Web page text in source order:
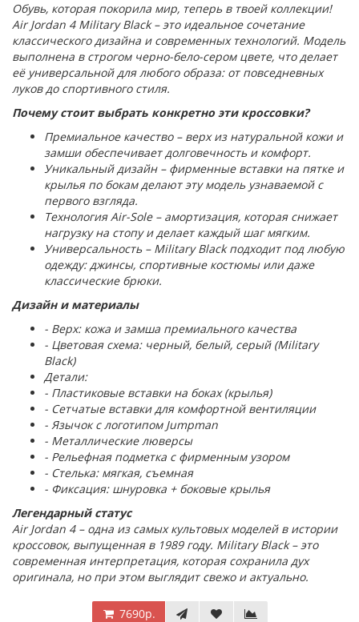
Обувь, которая покорила мир, теперь в твоей коллекции!
Air Jordan 4 Military Black – это идеальное сочетание
классического дизайна и современных технологий. Модель
выполнена в строгом черно-бело-сером цвете, что делает
её универсальной для любого образа: от повседневных
луков до спортивного стиля.
Почему стоит выбрать конкретно эти кроссовки?
Премиальное качество – верх из натуральной кожи и
замши обеспечивает долговечность и комфорт.
Уникальный дизайн – фирменные вставки на пятке и
крылья по бокам делают эту модель узнаваемой с
первого взгляда.
Технология Air-Sole – амортизация, которая снижает
нагрузку на стопу и делает каждый шаг мягким.
Универсальность – Military Black подходит под любую
одежду: джинсы, спортивные костюмы или даже
классические брюки.
Дизайн и материалы
- Верх: кожа и замша премиального качества
- Цветовая схема: черный, белый, серый (Military
Black)
Детали:
- Пластиковые вставки на боках (крылья)
- Сетчатые вставки для комфортной вентиляции
- Язычок с логотипом Jumpman
- Металлические люверсы
- Рельефная подметка с фирменным узором
- Стелька: мягкая, съемная
- Фиксация: шнуровка + боковые крылья
Легендарный статус
Air Jordan 4 – одна из самых культовых моделей в истории
кроссовок, выпущенная в 1989 году. Military Black – это
современная интерпретация, которая сохранила дух
оригинала, но при этом выглядит свежо и актуально.
7690р.